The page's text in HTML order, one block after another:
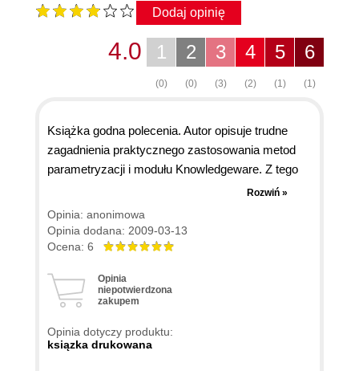
Dodaj opinię
6
(1)
5
(1)
4
(2)
3
(3)
2
(0)
1
(0)
4.0
Książka godna polecenia. Autor opisuje trudne
zagadnienia praktycznego zastosowania metod
parametryzacji i modułu Knowledgeware. Z tego
zakresu na rynku jest to jedyna pozycja. Podobne
zagadnienia są opisywane tylko częściowo w
książce Pana Wełyczki (także bardzo dobrej).
Zgodnie z tytułem są to podstawy zastosowania
książki) trzeba czasami dostosować do kolejnej
wersji systemu. Czekam na zaawansowane
Rozwiń »
Opinia: anonimowa
Opinia dodana: 2009-03-13
Ocena: 6
Opinia
niepotwierdzona
zakupem
Opinia dotyczy produktu:
ksiązka drukowana